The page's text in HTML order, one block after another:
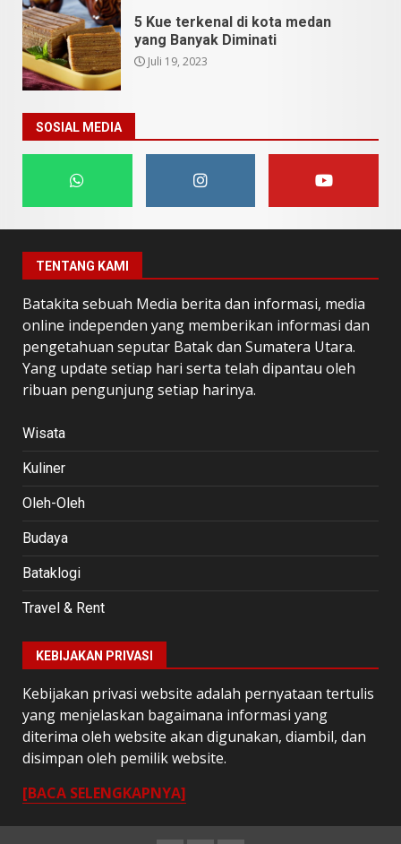
5 Kue terkenal di kota medan
yang Banyak Diminati
Juli 19, 2023
SOSIAL MEDIA
TENTANG KAMI
Batakita sebuah Media berita dan informasi, media
online independen yang memberikan informasi dan
pengetahuan seputar Batak dan Sumatera Utara.
Yang update setiap hari serta telah dipantau oleh
ribuan pengunjung setiap harinya.
Wisata
Kuliner
Oleh-Oleh
Budaya
Bataklogi
Travel & Rent
KEBIJAKAN PRIVASI
Kebijakan privasi website adalah pernyataan tertulis
yang menjelaskan bagaimana informasi yang
diterima oleh website akan digunakan, diambil, dan
disimpan oleh pemilik website.
[BACA SELENGKAPNYA]